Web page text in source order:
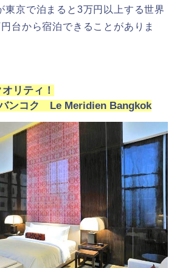
東京で泊まると3万円以上する世界
台から宿泊できることがありま
リティ！
ンコク Le Meridien Bangkok